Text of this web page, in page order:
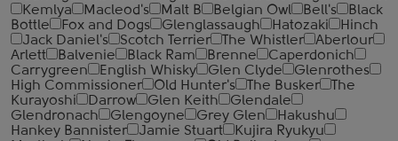
Kemlya
Macleod's Malt B Belgian Owl Bell's
Black
Bottle
Fox and Dogs Glenglassaugh Hatozaki
Hinch
Jack Daniel's
Scotch Terrier The Whistler
Aberlour
Arlett
Balvenie Black Ram Brenne
Caperdonich
Carrygreen
English Whisky Glen Clyde
Glenrothes
High Commissioner
Old Hunter's The Busker
The
Kurayoshi
Darrow Glen Keith
Glendale
Glendronach
Glengoyne Grey Glen
Hakushu
Hankey Bannister
Jamie Stuart
Kujira Ryukyu